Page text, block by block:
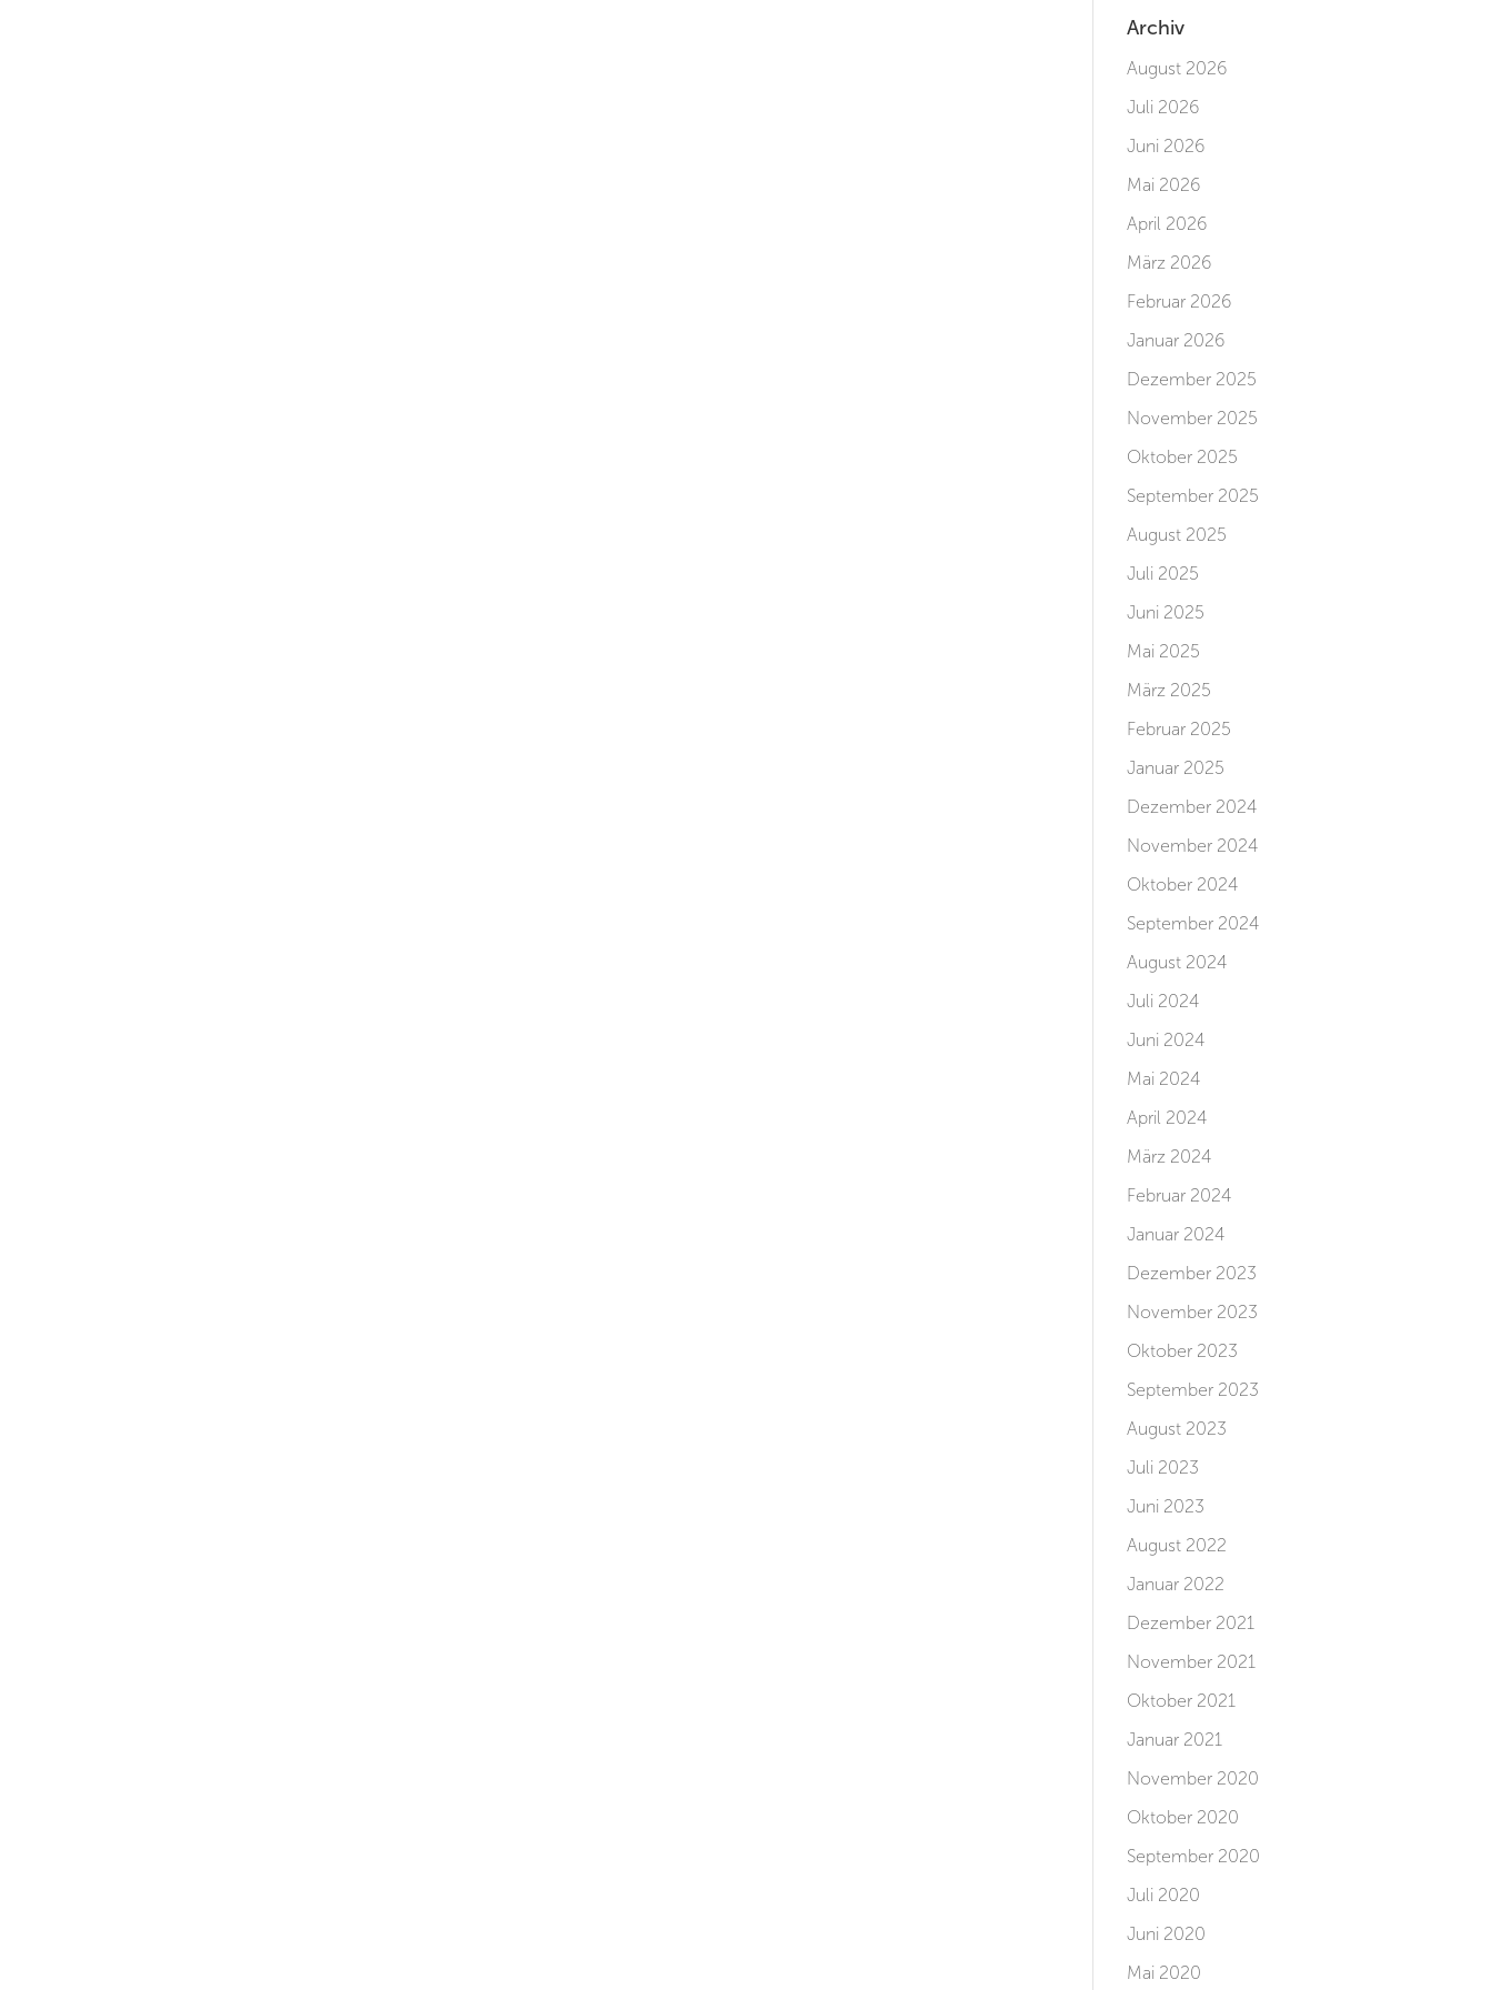
Archiv
August 2026
Juli 2026
Juni 2026
Mai 2026
April 2026
März 2026
Februar 2026
Januar 2026
Dezember 2025
November 2025
Oktober 2025
September 2025
August 2025
Juli 2025
Juni 2025
Mai 2025
März 2025
Februar 2025
Januar 2025
Dezember 2024
November 2024
Oktober 2024
September 2024
August 2024
Juli 2024
Juni 2024
Mai 2024
April 2024
März 2024
Februar 2024
Januar 2024
Dezember 2023
November 2023
Oktober 2023
September 2023
August 2023
Juli 2023
Juni 2023
August 2022
Januar 2022
Dezember 2021
November 2021
Oktober 2021
Januar 2021
November 2020
Oktober 2020
September 2020
Juli 2020
Juni 2020
Mai 2020